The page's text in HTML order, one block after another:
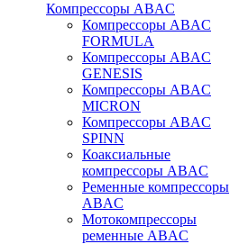
Компрессоры ABAC
Компрессоры ABAC
FORMULA
Компрессоры ABAC
GENESIS
Компрессоры ABAC
MICRON
Компрессоры ABAC
SPINN
Коаксиальные
компрессоры ABAC
Ременные компрессоры
ABAC
Мотокомпрессоры
ременные ABAC